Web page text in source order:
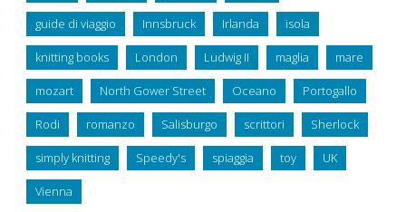
guide di viaggio Innsbruck Irlanda isola
knitting books London Ludwig II maglia mare
mozart North Gower Street Oceano Portogallo
Rodi romanzo Salisburgo scrittori Sherlock
simply knitting Speedy's spiaggia toy UK
Vienna